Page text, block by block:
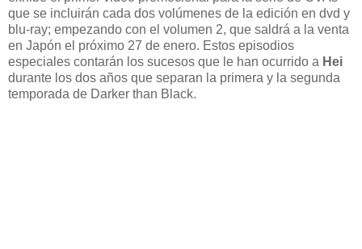
que se incluirán cada dos volúmenes de la edición en dvd y
blu-ray; empezando con el volumen 2, que saldrá a la venta
en Japón el próximo 27 de enero. Estos episodios
especiales contarán los sucesos que le han ocurrido a Hei
durante los dos años que separan la primera y la segunda
temporada de Darker than Black.